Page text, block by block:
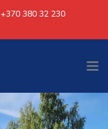
+370 380 32 230